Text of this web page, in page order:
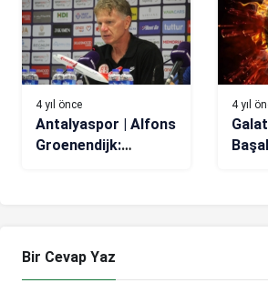
4 yıl önce
Antalyaspor | Alfons
Groenendijk:
4 yıl
Bir Cevap Yaz